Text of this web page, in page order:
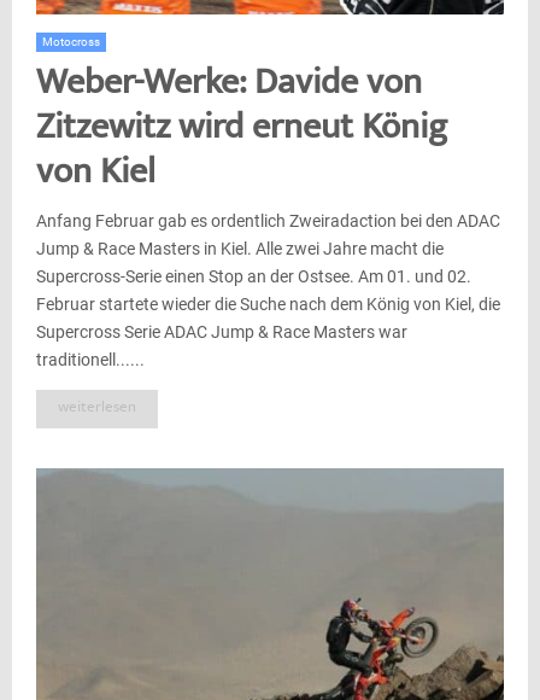
Motocross
Weber-Werke: Davide von
Zitzewitz wird erneut König
von Kiel
Anfang Februar gab es ordentlich Zweiradaction bei den ADAC
Jump & Race Masters in Kiel. Alle zwei Jahre macht die
Supercross-Serie einen Stop an der Ostsee. Am 01. und 02.
Februar startete wieder die Suche nach dem König von Kiel, die
Supercross Serie ADAC Jump & Race Masters war
traditionell......
weiterlesen